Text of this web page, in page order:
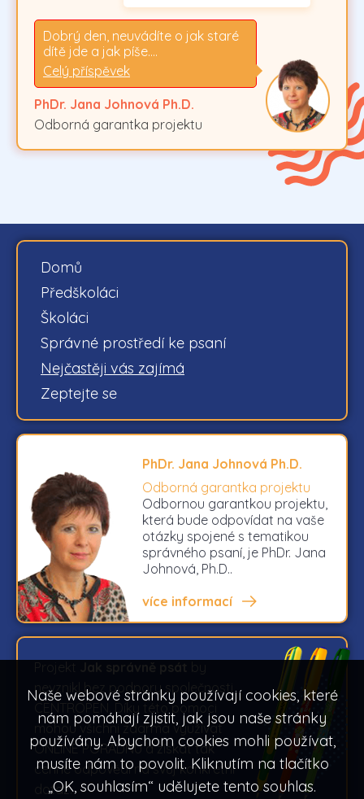
Dobrý den, neuvádíte o jak staré
dítě jde a jak píše.…
Celý příspěvek
PhDr. Jana Johnová Ph.D.
Odborná garantka projektu
Domů
Předškoláci
Školáci
Správné prostředí ke psaní
Nejčastěji vás zajímá
Zeptejte se
PhDr. Jana Johnová Ph.D.
Odborná garantka projektu
Odbornou garantkou projektu,
která bude odpovídat na vaše
otázky spojené s tematikou
správného psaní, je PhDr. Jana
Johnová, Ph.D..
více informací
nevznikl bez podpory společnosti
CENTROPEN. Díky této pomoci
mohou všichni zdarma využívat
ONLINE PORADNU a získat tak
cenné odpovědi na svůj konkrétní
dotaz.
Naše webové stránky používají cookies, které
nám pomáhají zjistit, jak jsou naše stránky
používány. Abychom cookies mohli používat,
musíte nám to povolit. Kliknutím na tlačítko
„OK, souhlasím“ udělujete tento souhlas.